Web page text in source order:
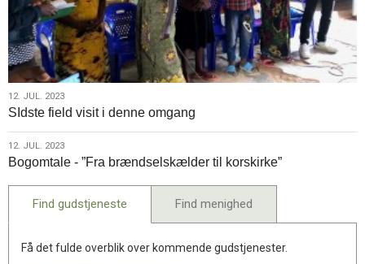
12.
jul.
2023
12. JUL. 2023
SIdste field visit i denne omgang
12.
jul.
12. JUL. 2023
Bogomtale - ”Fra brændselskælder til korskirke”
Find gudstjeneste Find menighed
Få det fulde overblik over kommende gudstjenester.